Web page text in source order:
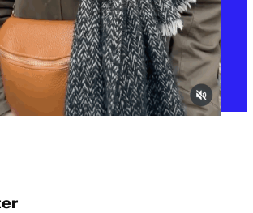
de la loi handicap, où en